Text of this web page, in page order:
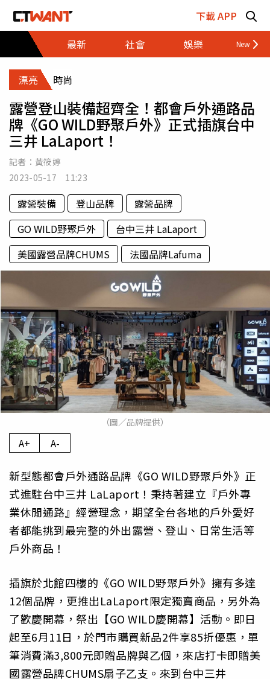
下載 APP
最新
社會 娛樂 財經
漂亮 時尚
露營登山裝備超齊全！都會戶外通路品
牌《GO WILD野聚戶外》正式插旗台中
三井 LaLaport！
記者： 黃筱婷
2023-05-17 11:23
露營裝備 登山品牌
露營品牌
GO WILD野聚戶外
台中三井 LaLaport
美國露營品牌CHUMS
法國品牌Lafuma
（圖／品牌提供）
A+ A-
新型態都會戶外通路品牌《GO WILD野聚戶外》正
式進駐台中三井 LaLaport！秉持著建立『戶外專
業休閒通路』經營理念，期望全台各地的戶外愛好
者都能挑到最完整的外出露營、登山、日常生活等
戶外商品！
插旗於北館四樓的《GO WILD野聚戶外》擁有多達
12個品牌，更推出LaLaport限定獨賣商品，另外為
了歡慶開幕，祭出【GO WILD慶開幕】活動。即日
起至6月11日，於門市購買新品2件享85折優惠，單
筆消費滿3,800元即贈品牌與乙個，來店打卡即贈美
國露營品牌CHUMS扇子乙支。來到台中三井